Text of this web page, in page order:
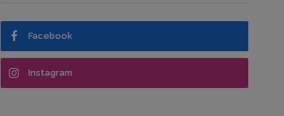
Facebook
Instagram